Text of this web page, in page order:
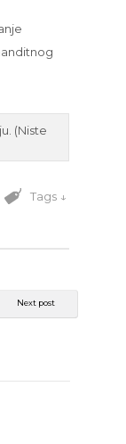
(Niste
Tags ↓
Next post